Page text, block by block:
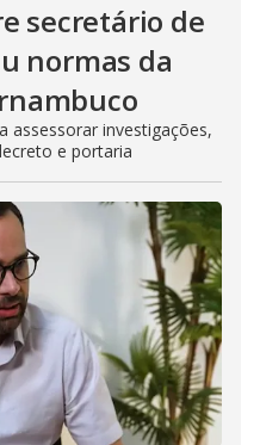
secretário de
normas da
assessorar investigações,
e portaria